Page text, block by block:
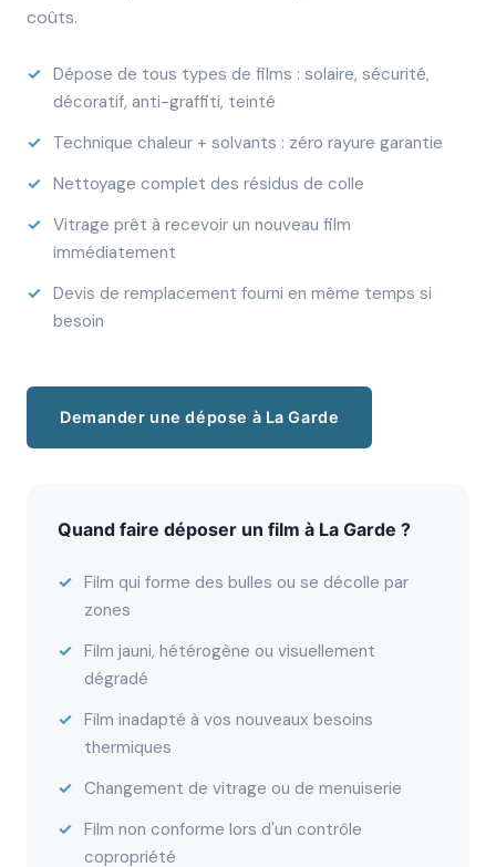
coûts.
Dépose de tous types de films : solaire, sécurité,
décoratif, anti-graffiti, teinté
Technique chaleur + solvants : zéro rayure garantie
Nettoyage complet des résidus de colle
Vitrage prêt à recevoir un nouveau film
immédiatement
Devis de remplacement fourni en même temps si
besoin
Demander une dépose à La Garde
Quand faire déposer un film à La Garde ?
Film qui forme des bulles ou se décolle par
zones
Film jauni, hétérogène ou visuellement
dégradé
Film inadapté à vos nouveaux besoins
thermiques
Changement de vitrage ou de menuiserie
Film non conforme lors d'un contrôle
copropriété